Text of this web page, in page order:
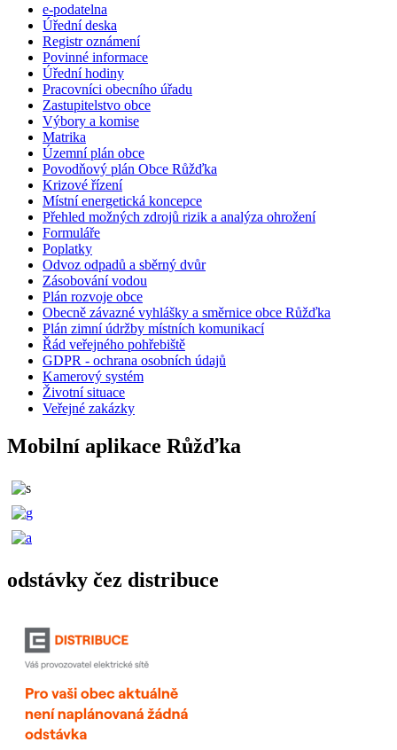
e-podatelna
Úřední deska
Registr oznámení
Povinné informace
Úřední hodiny
Pracovníci obecního úřadu
Zastupitelstvo obce
Výbory a komise
Matrika
Územní plán obce
Povodňový plán Obce Růžďka
Krizové řízení
Místní energetická koncepce
Přehled možných zdrojů rizik a analýza ohrožení
Formuláře
Poplatky
Odvoz odpadů a sběrný dvůr
Zásobování vodou
Plán rozvoje obce
Obecně závazné vyhlášky a směrnice obce Růžďka
Plán zimní údržby místních komunikací
Řád veřejného pohřebiště
GDPR - ochrana osobních údajů
Kamerový systém
Životní situace
Veřejné zakázky
Mobilní aplikace Růžďka
odstávky čez distribuce